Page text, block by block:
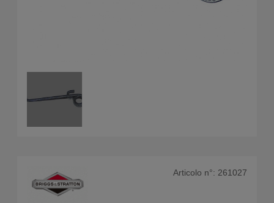
Articolo n°: 261027